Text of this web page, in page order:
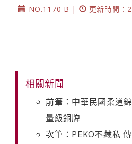
NO.1170 B |
更新時間
相關新聞
前筆：中華民國柔道
量級銅牌
次筆：PEKO不藏私